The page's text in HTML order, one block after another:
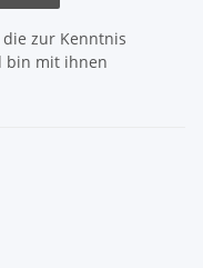
die zur Kenntnis
bin mit ihnen